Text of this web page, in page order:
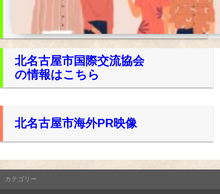
北名古屋市国際交流協会
の情報はこちら
北名古屋市海外PR映像
カテゴリー